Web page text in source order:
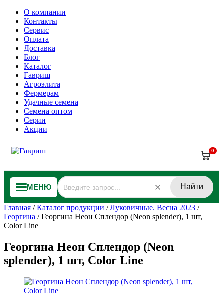
О компании
Контакты
Сервис
Оплата
Доставка
Блог
Каталог
Гавриш
Агроэлита
Фермерам
Удачные семена
Семена оптом
Серии
Акции
0
МЕНЮ Найти
Главная /Каталог продукции /Луковичные. Весна 2023 /
Георгина /Георгина Неон Сплендор (Neon splender), 1 шт,
Color Line
Георгина Неон Сплендор (Neon
splender), 1 шт, Color Line